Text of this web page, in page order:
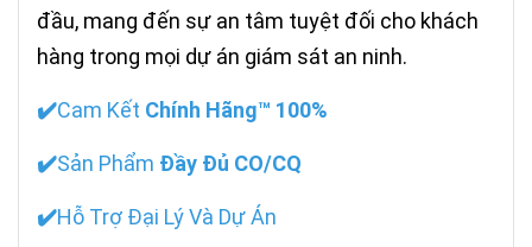
đầu, mang đến sự an tâm tuyệt đối cho khách
hàng trong mọi dự án giám sát an ninh.
✔️Cam Kết Chính Hãng™ 100%
✔️Sản Phẩm Đầy Đủ CO/CQ
✔️Hỗ Trợ Đại Lý Và Dự Án